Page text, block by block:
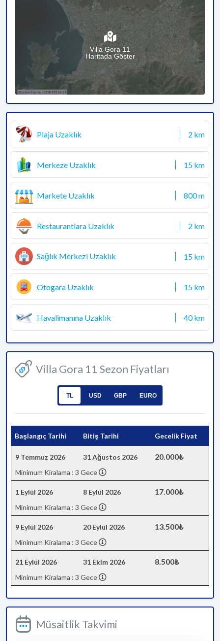
Villa Gora 11
Haritada Göster
Plaja Uzaklık 2 km
Merkeze Uzaklık 15 km
Markete Uzaklık 800 m
Restaurantlara Uzaklık 2 km
Sağlık Merkezi Uzaklık 15 km
Otogara Uzaklık 15 km
Havalimanına Uzaklık 40 km
Villa Gora 11 Sezon Fiyatları
TL USD GBP EURO
Başlangıç Tarihi Bitiş Tarihi Gecelik Fiyat
9 Temmuz 2026 31 Ağustos 2026 20.000₺
Minimum Kiralama : 3 Gece
1 Eylül 2026 8 Eylül 2026 17.000₺
Minimum Kiralama : 3 Gece
9 Eylül 2026 20 Eylül 2026 13.500₺
Minimum Kiralama : 3 Gece
21 Eylül 2026 31 Ekim 2026 8.500₺
Minimum Kiralama : 3 Gece
Müsaitlik Takvimi